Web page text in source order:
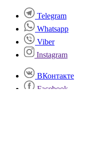
Telegram
Whatsapp
Viber
Instagram
ВКонтакте
Facebook